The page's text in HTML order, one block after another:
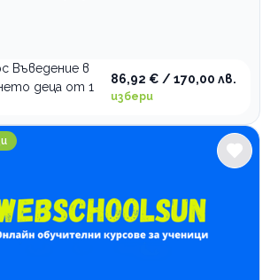
Въведение в
деца от 1
86,92 € / 170,00 лв.
избери
Webschoolsun Бургас